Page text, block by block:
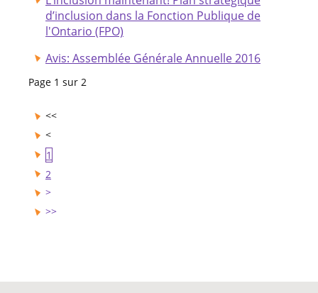
d’inclusion dans la Fonction Publique de
l'Ontario (FPO)
Avis: Assemblée Générale Annuelle 2016
Page 1 sur 2
1
2